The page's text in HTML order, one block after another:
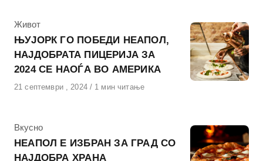
КАтегорија
Живот
ЊУЈОРК ГО ПОБЕДИ НЕАПОЛ,
НАЈДОБРАТА ПИЦЕРИЈА ЗА
2024 СЕ НАОЃА ВО АМЕРИКА
Објавено
21 септември , 2024 1 мин читање
КАтегорија
Вкусно
НЕАПОЛ Е ИЗБРАН ЗА ГРАД СО
НАЈДОБРА ХРАНА